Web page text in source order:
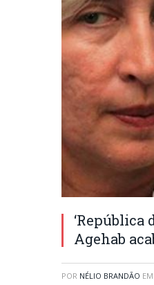
‘República
Agehab
POR NÉLIO BRANDÃO EM